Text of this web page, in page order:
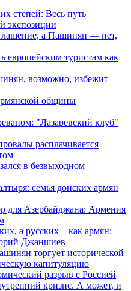
степей: Весь путь
экспозиции
а Пашинян — нет,
европейским туристам как
возможно, избежит
общины
"Лазаревский клуб"
расплачивается
в безвыходном
семья донских армян
для Азербайджана: Армения
а русских – как армян:
Джаншиев
торгует исторической
капитуляцию
разрыв с Россией
кризис. А может, и